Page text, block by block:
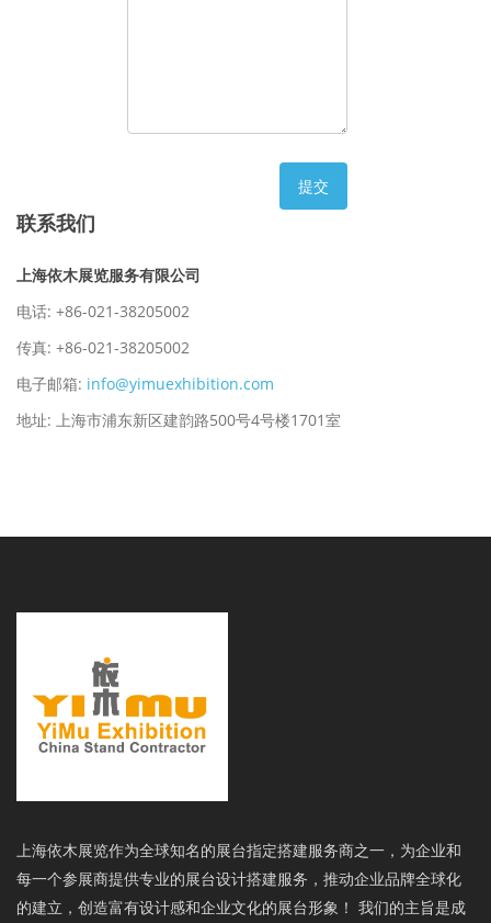
联系我们
上海依木展览服务有限公司
电话: +86-021-38205002
传真: +86-021-38205002
电子邮箱: info@yimuexhibition.com
地址: 上海市浦东新区建韵路500号4号楼1701室
上海依木展览作为全球知名的展台指定搭建服务商之一，为企业和
每一个参展商提供专业的展台设计搭建服务，推动企业品牌全球化
的建立，创造富有设计感和企业文化的展台形象！ 我们的主旨是成